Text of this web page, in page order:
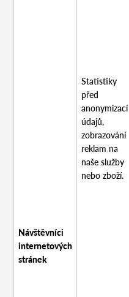
Návštěvníci
internetových
stránek
Statistiky
před
anonymizací
údajů,
zobrazování
reklam na
naše služby
nebo zboží.